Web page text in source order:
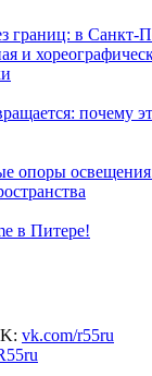
границ: в Санкт-
и
почему
опоры
в Питере!
vk.com/r55ru